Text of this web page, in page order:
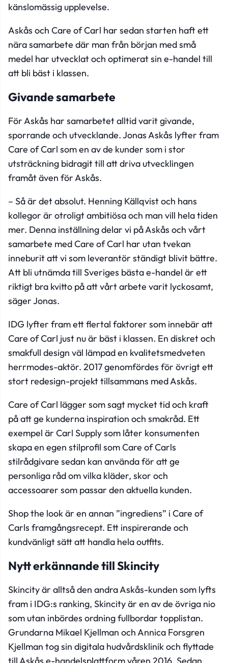
känslomässig upplevelse.
Askås och Care of Carl har sedan starten haft ett
nära samarbete där man från början med små
medel har utvecklat och optimerat sin e-handel till
att bli bäst i klassen.
Givande samarbete
För Askås har samarbetet alltid varit givande,
sporrande och utvecklande. Jonas Askås lyfter fram
Care of Carl som en av de kunder som i stor
utsträckning bidragit till att driva utvecklingen
framåt även för Askås.
– Så är det absolut. Henning Källqvist och hans
kollegor är otroligt ambitiösa och man vill hela tiden
mer. Denna inställning delar vi på Askås och vårt
samarbete med Care of Carl har utan tvekan
inneburit att vi som leverantör ständigt blivit bättre.
Att bli utnämda till Sveriges bästa e-handel är ett
riktigt bra kvitto på att vårt arbete varit lyckosamt,
säger Jonas.
IDG lyfter fram ett flertal faktorer som innebär att
Care of Carl just nu är bäst i klassen. En diskret och
smakfull design väl lämpad en kvalitetsmedveten
herrmodes-aktör. 2017 genomfördes för övrigt ett
stort redesign-projekt tillsammans med Askås.
Care of Carl lägger som sagt mycket tid och kraft
på att ge kunderna inspiration och smakråd. Ett
exempel är Carl Supply som låter konsumenten
skapa en egen stilprofil som Care of Carls
stilrådgivare sedan kan använda för att ge
personliga råd om vilka kläder, skor och
accessoarer som passar den aktuella kunden.
Shop the look är en annan ”ingrediens” i Care of
Carls framgångsrecept. Ett inspirerande och
kundvänligt sätt att handla hela outfits.
Nytt erkännande till Skincity
Skincity är alltså den andra Askås-kunden som lyfts
fram i IDG:s ranking, Skincity är en av de övriga nio
som utan inbördes ordning fullbordar topplistan.
Grundarna Mikael Kjellman och Annica Forsgren
Kjellman tog sin digitala hudvårdsklinik och flyttade